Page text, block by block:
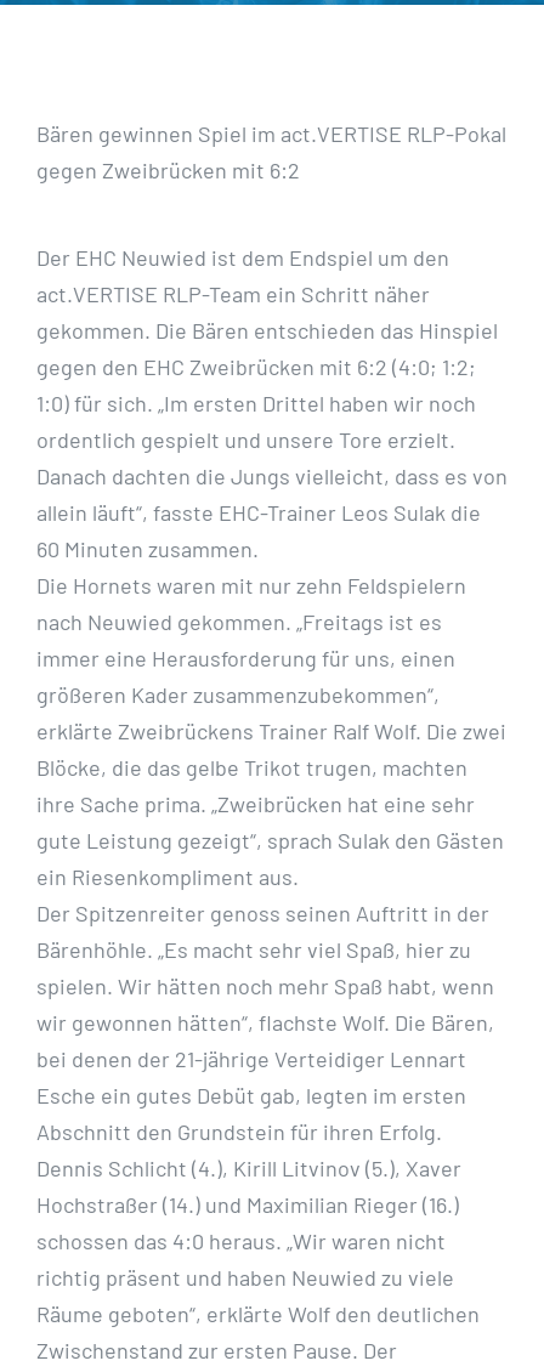
Bären gewinnen Spiel im act.VERTISE RLP-Pokal
gegen Zweibrücken mit 6:2
Der EHC Neuwied ist dem Endspiel um den
act.VERTISE RLP-Team ein Schritt näher
gekommen. Die Bären entschieden das Hinspiel
gegen den EHC Zweibrücken mit 6:2 (4:0; 1:2;
1:0) für sich. „Im ersten Drittel haben wir noch
ordentlich gespielt und unsere Tore erzielt.
Danach dachten die Jungs vielleicht, dass es von
allein läuft“, fasste EHC-Trainer Leos Sulak die
60 Minuten zusammen.
Die Hornets waren mit nur zehn Feldspielern
nach Neuwied gekommen. „Freitags ist es
immer eine Herausforderung für uns, einen
größeren Kader zusammenzubekommen“,
erklärte Zweibrückens Trainer Ralf Wolf. Die zwei
Blöcke, die das gelbe Trikot trugen, machten
ihre Sache prima. „Zweibrücken hat eine sehr
gute Leistung gezeigt“, sprach Sulak den Gästen
ein Riesenkompliment aus.
Der Spitzenreiter genoss seinen Auftritt in der
Bärenhöhle. „Es macht sehr viel Spaß, hier zu
spielen. Wir hätten noch mehr Spaß habt, wenn
wir gewonnen hätten“, flachste Wolf. Die Bären,
bei denen der 21-jährige Verteidiger Lennart
Esche ein gutes Debüt gab, legten im ersten
Abschnitt den Grundstein für ihren Erfolg.
Dennis Schlicht (4.), Kirill Litvinov (5.), Xaver
Hochstraßer (14.) und Maximilian Rieger (16.)
schossen das 4:0 heraus. „Wir waren nicht
richtig präsent und haben Neuwied zu viele
Räume geboten“, erklärte Wolf den deutlichen
Zwischenstand zur ersten Pause. Der